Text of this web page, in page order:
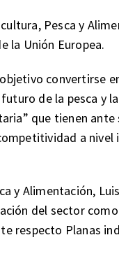
Pesca y
la Unión Europea.
convertirse
de la pesca y
que tienen
a
y Alimentación,
del sector
respecto Planas